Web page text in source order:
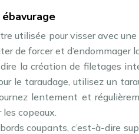
utilisée pour visser avec
de forcer et d’endommager
la création de filetages
le taraudage, utilisez un
lentement et
copeaux.
coupants, c’est-à-dire